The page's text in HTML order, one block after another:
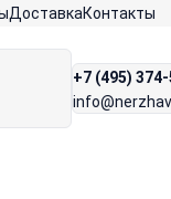
ДоставкаКонтакты
+7 (495)